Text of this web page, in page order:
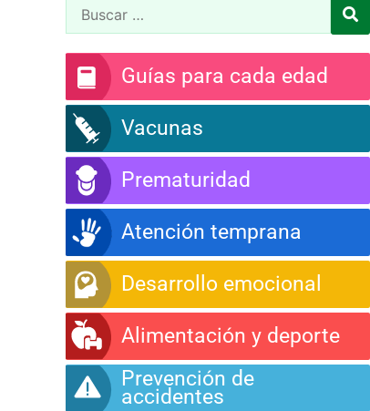
Guías para cada edad
Vacunas
Prematuridad
Atención temprana
Desarrollo emocional
Alimentación y deporte
Prevención de
accidentes